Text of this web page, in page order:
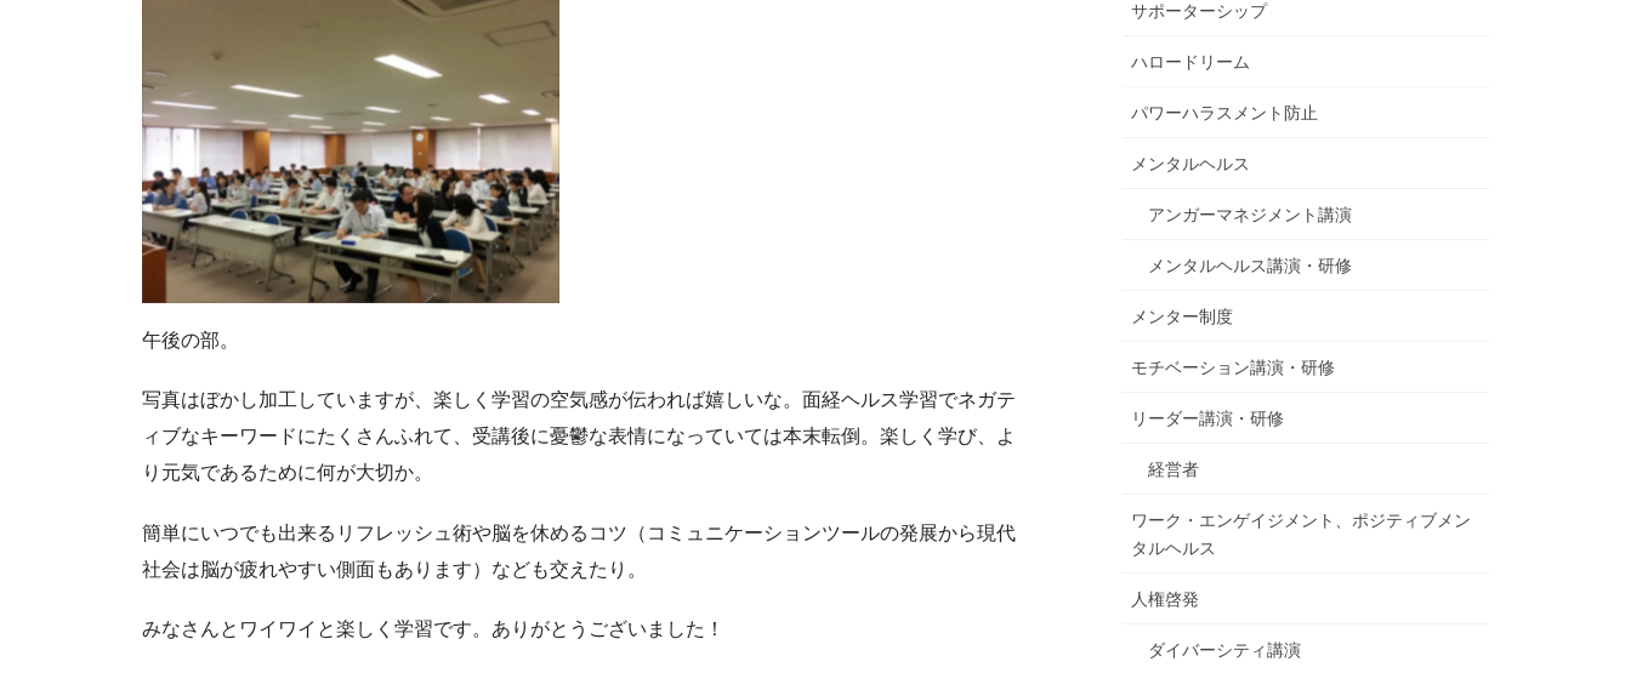
午後の部。
写真はぼかし加工していますが、楽しく学習の空気感が伝われば嬉しいな。面経ヘルス学習でネガテ
ィブなキーワードにたくさんふれて、受講後に憂鬱な表情になっていては本末転倒。楽しく学び、よ
り元気であるために何が大切か。
簡単にいつでも出来るリフレッシュ術や脳を休めるコツ（コミュニケーションツールの発展から現代
社会は脳が疲れやすい側面もあります）なども交えたり。
みなさんとワイワイと楽しく学習です。ありがとうございました！
サポーターシップ
ハロードリーム
パワーハラスメント防止
メンタルヘルス
アンガーマネジメント講演
メンタルヘルス講演・研修
メンター制度
モチベーション講演・研修
リーダー講演・研修
経営者
ワーク・エンゲイジメント、ポジティブメン
タルヘルス
人権啓発
ダイバーシティ講演